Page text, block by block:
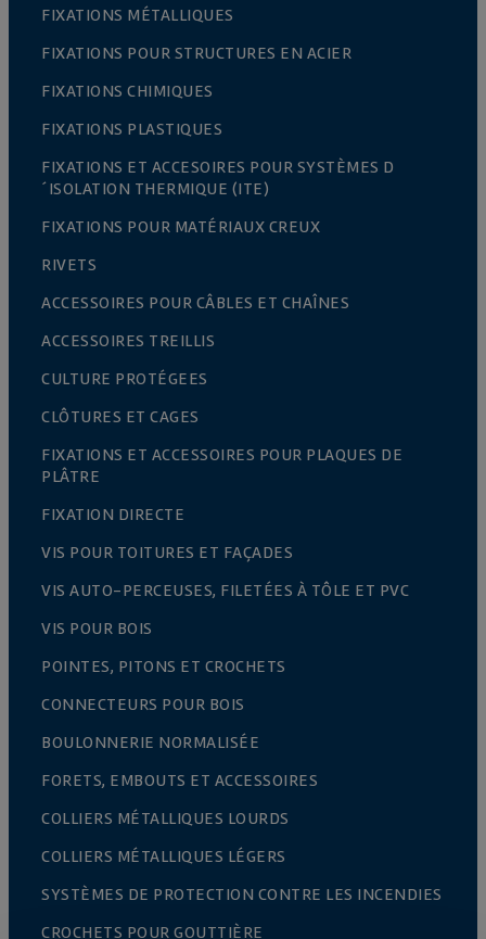
FIXATIONS MÉTALLIQUES
FIXATIONS POUR STRUCTURES EN ACIER
FIXATIONS CHIMIQUES
FIXATIONS PLASTIQUES
FIXATIONS ET ACCESOIRES POUR SYSTÈMES D
´ISOLATION THERMIQUE (ITE)
FIXATIONS POUR MATÉRIAUX CREUX
RIVETS
ACCESSOIRES POUR CÂBLES ET CHAÎNES
ACCESSOIRES TREILLIS
CULTURE PROTÉGEES
CLÔTURES ET CAGES
FIXATIONS ET ACCESSOIRES POUR PLAQUES DE
PLÂTRE
FIXATION DIRECTE
VIS POUR TOITURES ET FAÇADES
VIS AUTO-PERCEUSES, FILETÉES À TÔLE ET PVC
VIS POUR BOIS
POINTES, PITONS ET CROCHETS
CONNECTEURS POUR BOIS
BOULONNERIE NORMALISÉE
FORETS, EMBOUTS ET ACCESSOIRES
COLLIERS MÉTALLIQUES LOURDS
COLLIERS MÉTALLIQUES LÉGERS
SYSTÈMES DE PROTECTION CONTRE LES INCENDIES
CROCHETS POUR GOUTTIÈRE